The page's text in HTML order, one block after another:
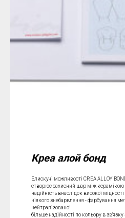
Креа алой бонд
Блискучі можливості CREA ALLOY
cтворює захисний шар між
надійність внаслідок високої
ніякого знебарвлення - фарбування
нейтралізовано!
більше надійності по кольору в